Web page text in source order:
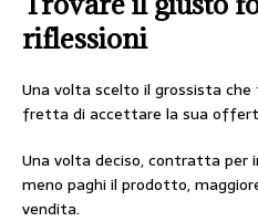
riflessioni
Una volta scelto il grossista
fretta di accettare la sua
Una volta deciso, contratta per
meno paghi il prodotto,
vendita.